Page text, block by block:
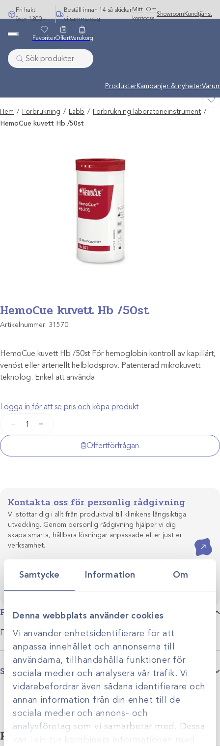
Samtycke Information Om
Denna webbplats använder cookies
Vi använder enhetsidentifierare för att
anpassa innehållet och annonserna till
användarna, tillhandahålla funktioner för
sociala medier och analysera vår trafik. Vi
vidarebefordrar även sådana identifierare och
annan information från din enhet till de
sociala medier och annons- och
analysföretag som vi samarbetar med. Dessa
kan i sin tur kombinera informationen med
Hoppa
till
Fri frakt
över 1300:-
Beställ innan 14 så skickar
vi samma dag
Mitt
konto
Om
oss
Showroom Kundtjänst
Undermeny stängd: Varumärken
ProdukterKampanjer & nyheter
FavoriterOffertVarukorg
Hem / Förbrukning / Labb / Förbrukning laboratorieinstrument /
HemoCue kuvett Hb /50st
HemoCue kuvett Hb /50st
Artikelnummer: 31570
HemoCue kuvett Hb /50st För hemoglobin kontroll av kapillärt,
venöst eller arteriellt helblodsprov. Patenterad mikrokuvett
teknolog. Enkel att använda
Logga in för att se pris och köpa produkt
HemoCue
Hb
/50st
+
Offertförfrågan
Produktbeskrivning
Förp. 4st
Specifikationer
Produktgrupp Hematologi
Kontakta oss för personlig rådgivning
Vi stöttar dig i allt från produktval till klinikens långsiktiga
utveckling. Genom personlig rådgivning hjälper vi dig
skapa smarta, hållbara lösningar anpassade efter just er
verksamhet.
Relaterade produkter